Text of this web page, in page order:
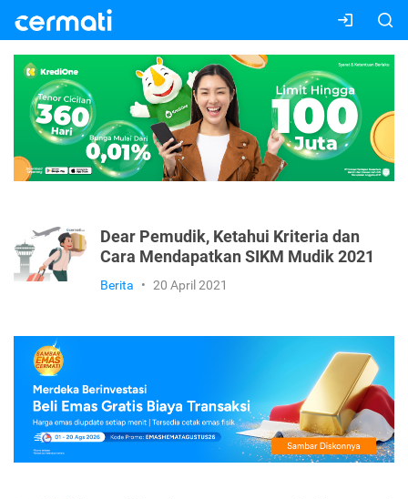
Dear Pemudik, Ketahui Kriteria dan
Cara Mendapatkan SIKM Mudik 2021
Berita • 20 April 2021